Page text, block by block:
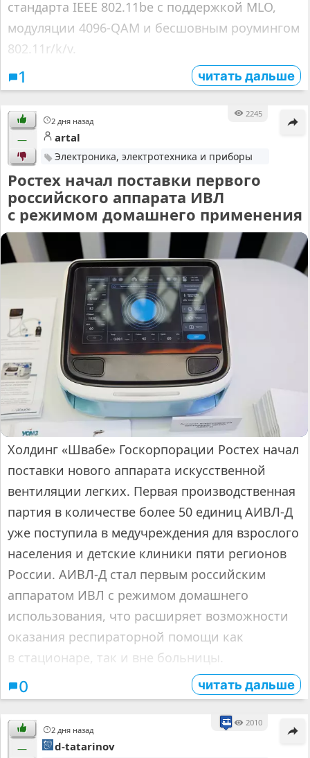
стандарта IEEE 802.11be с поддержкой MLO,
модуляции 4096‑QAM и бесшовным роумингом
802.11r/k/v.
1 читать дальше
2 дня назад
2245
— artal
Электроника, электротехника и приборы
Ростех начал поставки первого
российского аппарата ИВЛ
с режимом домашнего применения
Холдинг «Швабе» Госкорпорации Ростех начал
поставки нового аппарата искусственной
вентиляции легких. Первая производственная
партия в количестве более 50 единиц АИВЛ-Д
уже поступила в медучреждения для взрослого
населения и детские клиники пяти регионов
России. АИВЛ-Д стал первым российским
аппаратом ИВЛ с режимом домашнего
использования, что расширяет возможности
оказания респираторной помощи как
в стационаре, так и вне больницы.
0 читать дальше
2 дня назад
2010
— d-tatarinov